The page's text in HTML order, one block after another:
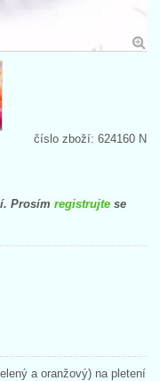
číslo zboží: 624160 N
Prosím registrujte se
a oranžový) na pletení